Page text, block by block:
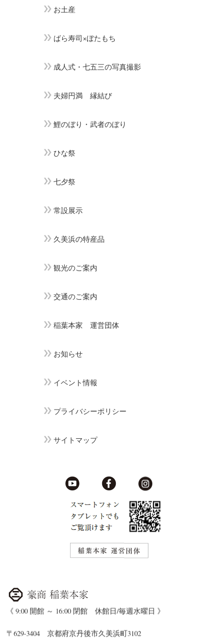
お土産
ばら寿司×ぼたもち
成人式・七五三の写真撮影
夫婦円満 縁結び
鯉のぼり・武者のぼり
ひな祭
七夕祭
常設展示
久美浜の特産品
観光のご案内
交通のご案内
稲葉本家 運営団体
お知らせ
イベント情報
プライバシーポリシー
サイトマップ
《 9:00 開館 ～ 16:00 閉館 休館日/毎週水曜日 》
〒629-3404 京都府京丹後市久美浜町3102